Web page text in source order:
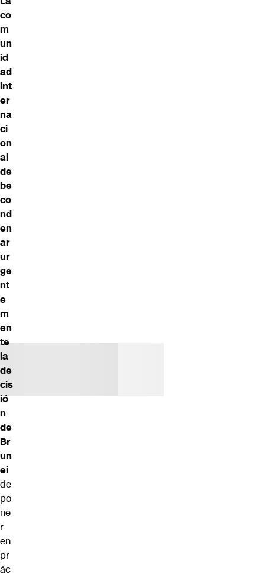
co
m
un
id
ad
int
er
na
ci
on
al
de
be
co
nd
en
ar
ur
ge
nt
e
m
en
te
la
de
cis
ió
n
de
Br
un
ei
de
po
ne
r
en
pr
ác